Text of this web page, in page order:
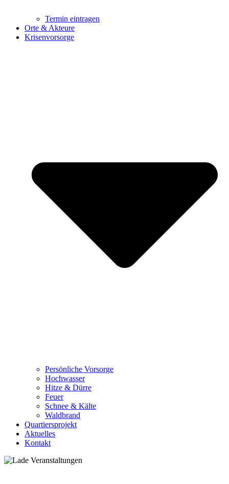
Termin eintragen
Orte & Akteure
Krisenvorsorge
Persönliche Vorsorge
Hochwasser
Hitze & Dürre
Feuer
Schnee & Kälte
Waldbrand
Quartiersprojekt
Aktuelles
Kontakt